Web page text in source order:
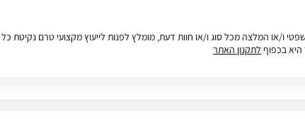
ו/או המלצה מכל סוג ו/או חוות דעת, מומלץ לפנות לייעוץ מקצועי טרם נקיטת
בכפוף לתקנון האתר